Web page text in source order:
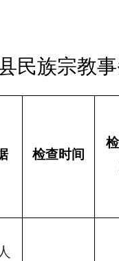
民族宗教
检查时间